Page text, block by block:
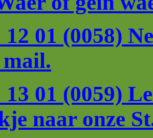
12 01 (0058)
13 01 (0059)
naar onze